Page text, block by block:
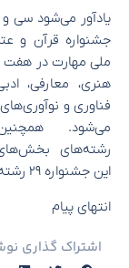
یادآور می‌شود سی
جشنواره قرآن و
ملی مهارت در هفت
هنری، معارفی،
فناوری و نوآوری‌های
می‌شود.
رشته‌های
این جشنواره ۲۹ رشته است.
انتهای پیام
اشتراک گذاری